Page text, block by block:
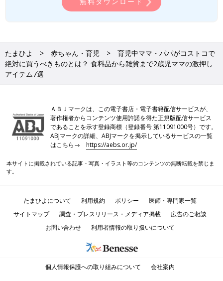
たまひよ 赤ちゃん・育児
育児中ママ・パパがコストコで
絶対に買うべきものとは？ 食料品から雑貨まで2歳児ママの激押し
アイテム7選
ＡＢＪマークは、この電子書店・電子書籍配信サービスが、
著作権者からコンテンツ使用許諾を得た正規版配信サービス
であることを示す登録商標（登録番号 第11091000号）です。
ABJマークの詳細、ABJマークを掲示しているサービスの一覧
はこちら→https://aebs.or.jp/
本サイトに掲載されている記事・写真・イラスト等のコンテンツの無断転載を禁じま
す。
たまひよについて 利用規約 ポリシー
医師・専門家一覧
サイトマップ
調査・プレスリリース・メディア掲載
広告のご相談
お問い合わせ
利用者情報の取り扱いについて
個人情報保護への取り組みについて 会社案内